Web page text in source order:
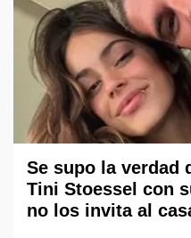
Se supo la verdad
Tini Stoessel con
no los invita al